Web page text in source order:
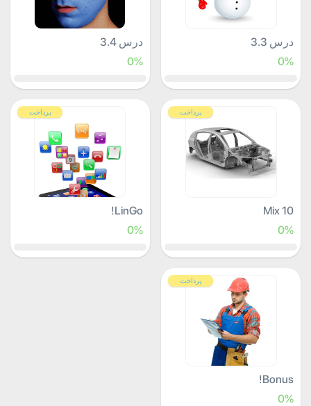
درس 3.3
0%
درس 3.4
0%
پرداخت
Mix 10
0%
پرداخت
LinGo!
0%
پرداخت
Bonus!
0%